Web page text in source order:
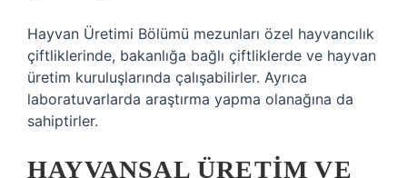
Hayvan Üretimi Bölümü mezunları özel hayvancılık
çiftliklerinde, bakanlığa bağlı çiftliklerde ve hayvan
üretim kuruluşlarında çalışabilirler. Ayrıca
laboratuvarlarda araştırma yapma olanağına da
sahiptirler.
HAYVANSAL ÜRETIM VE